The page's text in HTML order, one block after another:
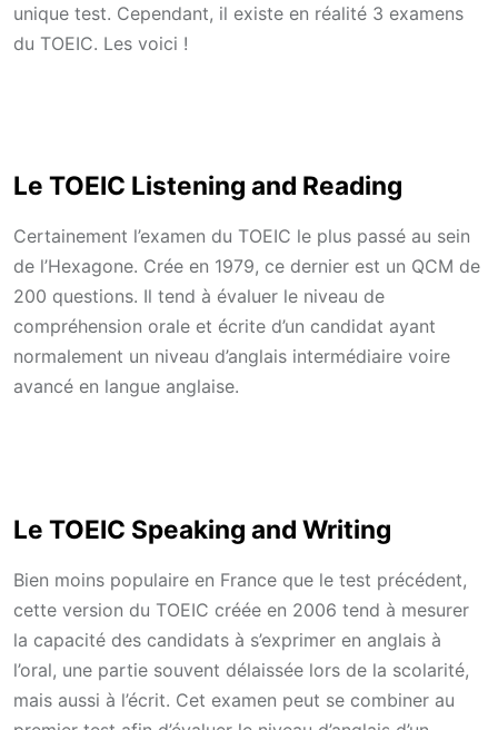
unique test. Cependant, il existe en réalité 3 examens
du TOEIC. Les voici !
Le TOEIC Listening and Reading
Certainement l’examen du TOEIC le plus passé au sein
de l’Hexagone. Crée en 1979, ce dernier est un QCM de
200 questions. Il tend à évaluer le niveau de
compréhension orale et écrite d’un candidat ayant
normalement un niveau d’anglais intermédiaire voire
avancé en langue anglaise.
Le TOEIC Speaking and Writing
Bien moins populaire en France que le test précédent,
cette version du TOEIC créée en 2006 tend à mesurer
la capacité des candidats à s’exprimer en anglais à
l’oral, une partie souvent délaissée lors de la scolarité,
mais aussi à l’écrit. Cet examen peut se combiner au